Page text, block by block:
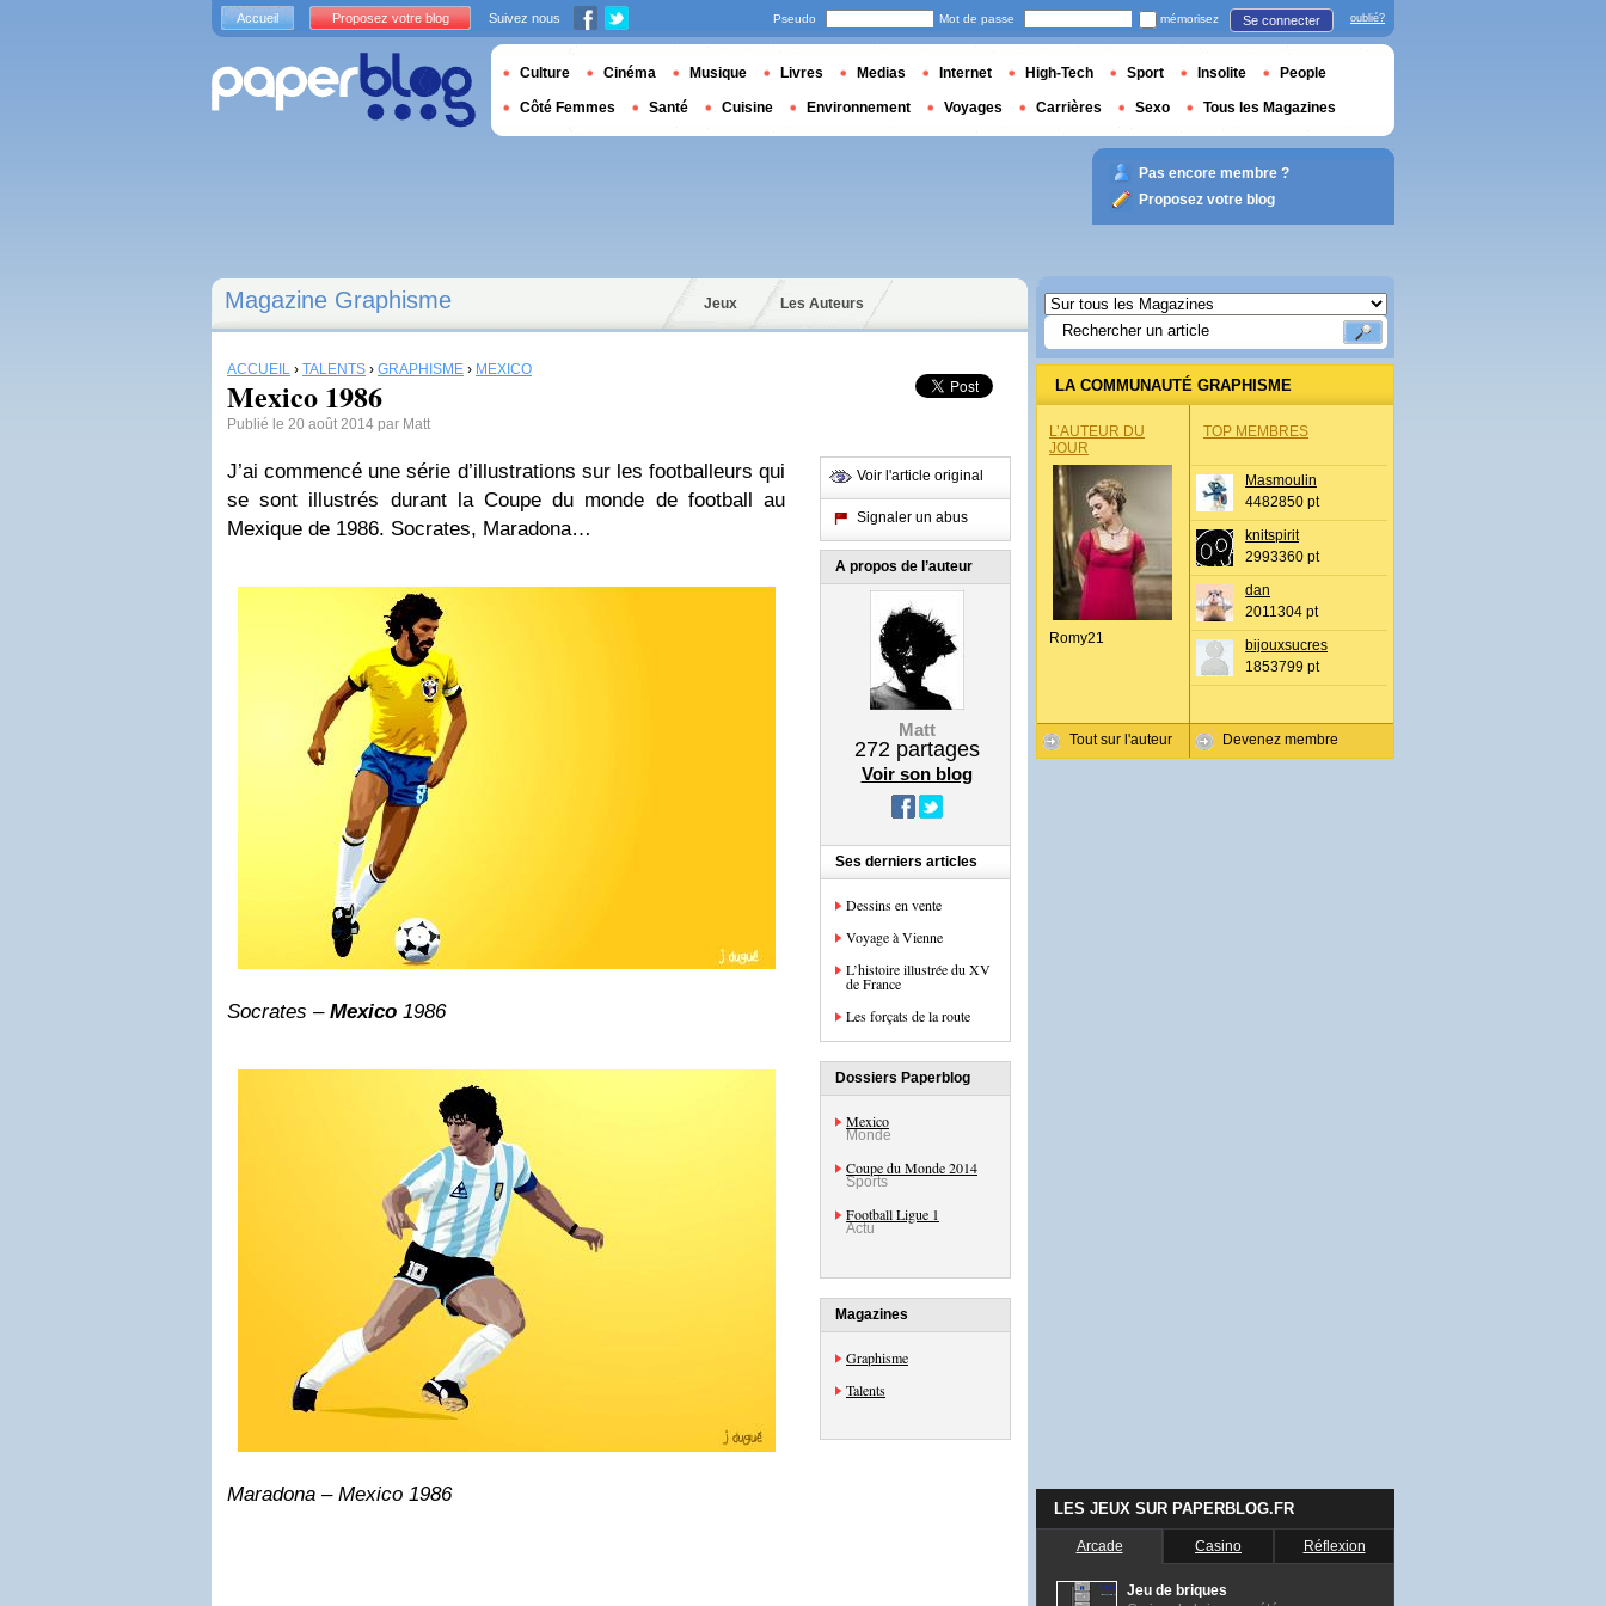
Magazine Graphisme Jeux Les Auteurs
ACCUEIL › TALENTS › GRAPHISME › MEXICO
Mexico 1986
Publié le 20 août 2014 par Matt
J’ai commencé une série d’illustrations sur les footballeurs qui
se sont illustrés durant la Coupe du monde de football au
Mexique de 1986. Socrates, Maradona…
Socrates – Mexico 1986
Maradona – Mexico 1986
Voir l'article original
Signaler un abus
A propos de l’auteur
Matt
272partages
Voir son blog
Ses derniers articles
Dessins en vente
Voyage à Vienne
L’histoire illustrée du XV
de France
Les forçats de la route
Dossiers Paperblog
Mexico
Monde
Coupe du Monde 2014
Sports
Football Ligue 1
Actu
Magazines
Graphisme
Talents
LA COMMUNAUTÉ GRAPHISME
L’AUTEUR DU
JOUR
Romy21
Tout sur l'auteur
TOP MEMBRES
Masmoulin
4482850 pt
knitspirit
2993360 pt
dan
2011304 pt
bijouxsucres
1853799 pt
Devenez membre
LES JEUX SUR PAPERBLOG.FR
Arcade Casino Réflexion
Jeu de briques
Accueil Proposez votre blog Suivez nous Pseudo Mot de passe mémorisez Se connecter oublié?
Culture Cinéma Musique Livres Medias Internet High-Tech Sport Insolite People
Côté Femmes Santé Cuisine Environnement Voyages Carrières Sexo Tous les Magazines
Pas encore membre ?
Proposez votre blog